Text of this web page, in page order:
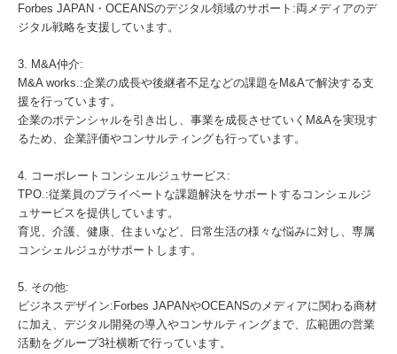
Forbes JAPAN・OCEANSのデジタル領域のサポート:両メディアのデ
ジタル戦略を支援しています。
3. M&A仲介:
M&A works.:企業の成長や後継者不足などの課題をM&Aで解決する支
援を行っています。
企業のポテンシャルを引き出し、事業を成長させていくM&Aを実現す
るため、企業評価やコンサルティングも行っています。
4. コーポレートコンシェルジュサービス:
TPO.:従業員のプライベートな課題解決をサポートするコンシェルジ
ュサービスを提供しています。
育児、介護、健康、住まいなど、日常生活の様々な悩みに対し、専属
コンシェルジュがサポートします。
5. その他:
ビジネスデザイン:Forbes JAPANやOCEANSのメディアに関わる商材
に加え、デジタル開発の導入やコンサルティングまで、広範囲の営業
活動をグループ3社横断で行っています。